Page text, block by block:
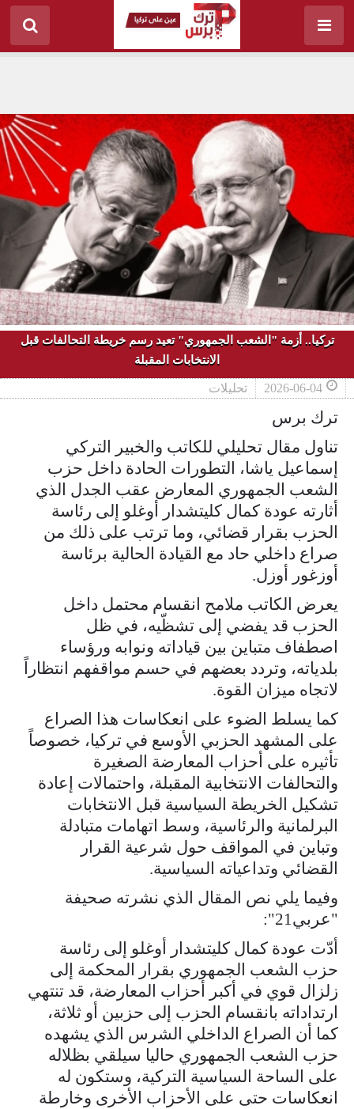
تركيا.. أزمة "الشعب الجمهوري" تعيد رسم خريطة التحالفات قبل
الانتخابات المقبلة
2026-06-04 تحليلات
ترك برس
تناول مقال تحليلي للكاتب والخبير التركي
إسماعيل ياشا، التطورات الحادة داخل حزب
الشعب الجمهوري المعارض عقب الجدل الذي
أثارته عودة كمال كليتشدار أوغلو إلى رئاسة
الحزب بقرار قضائي، وما ترتب على ذلك من
صراع داخلي حاد مع القيادة الحالية برئاسة
أوزغور أوزل.
يعرض الكاتب ملامح انقسام محتمل داخل
الحزب قد يفضي إلى تشظّيه، في ظل
اصطفاف متباين بين قياداته ونوابه ورؤساء
بلدياته، وتردد بعضهم في حسم مواقفهم انتظاراً
لاتجاه ميزان القوة.
كما يسلط الضوء على انعكاسات هذا الصراع
على المشهد الحزبي الأوسع في تركيا، خصوصاً
تأثيره على أحزاب المعارضة الصغيرة
والتحالفات الانتخابية المقبلة، واحتمالات إعادة
تشكيل الخريطة السياسية قبل الانتخابات
البرلمانية والرئاسية، وسط اتهامات متبادلة
وتباين في المواقف حول شرعية القرار
القضائي وتداعياته السياسية.
وفيما يلي نص المقال الذي نشرته صحيفة
"عربي21":
أدّت عودة كمال كليتشدار أوغلو إلى رئاسة
حزب الشعب الجمهوري بقرار المحكمة إلى
زلزال قوي في أكبر أحزاب المعارضة، قد تنتهي
ارتداداته بانقسام الحزب إلى حزبين أو ثلاثة،
كما أن الصراع الداخلي الشرس الذي يشهده
حزب الشعب الجمهوري حاليا سيلقي بظلاله
على الساحة السياسية التركية، وستكون له
انعكاسات حتى على الأحزاب الأخرى وخارطة